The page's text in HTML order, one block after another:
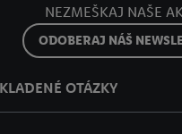
NEZMEŠKAJ NAŠE
ODOBERAJ NÁŠ
OTÁZKY